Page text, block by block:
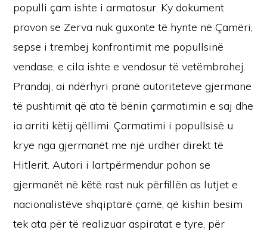
populli çam ishte i armatosur. Ky dokument
provon se Zerva nuk guxonte të hynte në Çamëri,
sepse i trembej konfrontimit me popullsinë
vendase, e cila ishte e vendosur të vetëmbrohej.
Prandaj, ai ndërhyri pranë autoriteteve gjermane
të pushtimit që ata të bënin çarmatimin e saj dhe
ia arriti këtij qëllimi. Çarmatimi i popullsisë u
krye nga gjermanët me një urdhër direkt të
Hitlerit. Autori i lartpërmendur pohon se
gjermanët në këtë rast nuk përfillën as lutjet e
nacionalistëve shqiptarë çamë, që kishin besim
tek ata për të realizuar aspiratat e tyre, për